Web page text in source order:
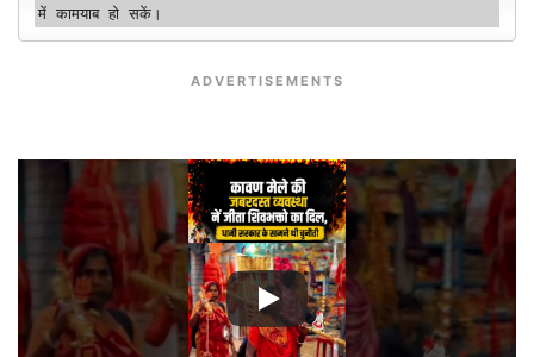
में कामयाब हो सकें।
ADVERTISEMENTS